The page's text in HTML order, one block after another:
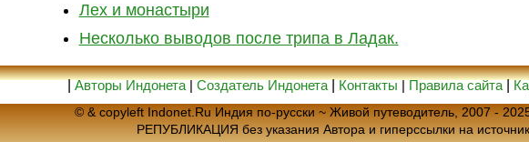
Лех и монастыри
Несколько выводов после трипа в Ладак.
|Авторы Индонета|Создатель Индонета|Контакты|Правила сайта|
© & copyleft Indonet.Ru Индия по-русски ~ Живой путеводитель, 2007 -
РЕПУБЛИКАЦИЯ без указания Автора и гиперссылки на